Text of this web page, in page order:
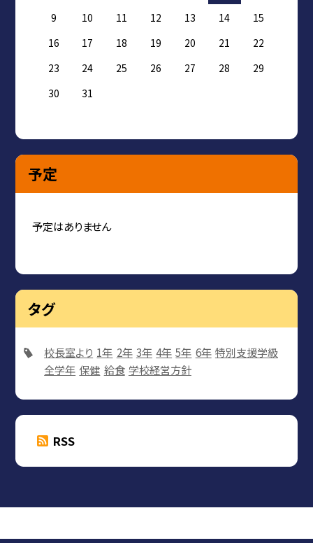
9
10 11 12 13 14
15
16
17 18 19 20 21
22
23
24 25 26 27 28
29
30
31
予定
予定はありません
タグ
校長室より 1年 2年 3年 4年 5年 6年 特別支援学級
全学年 保健 給食 学校経営方針
RSS